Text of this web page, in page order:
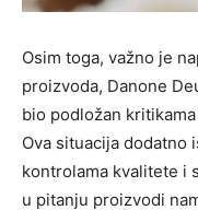
Osim toga, važno je
proizvoda, Danone
bio podložan
Ova situacija dodatno
kontrolama kvalitete i
u pitanju proizvodi